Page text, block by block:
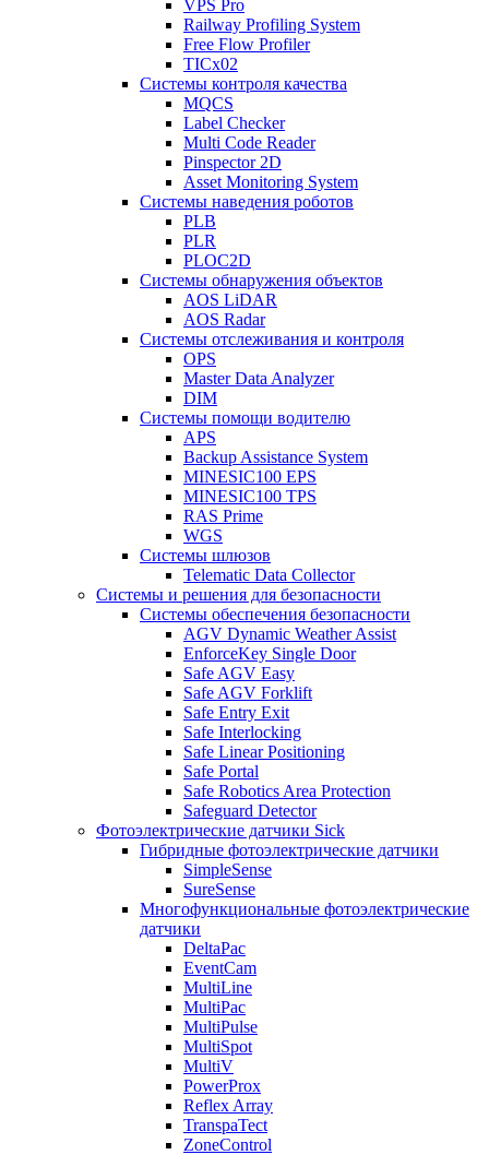
VPS Pro
Railway Profiling System
Free Flow Profiler
TICx02
Системы контроля качества
MQCS
Label Checker
Multi Code Reader
Pinspector 2D
Asset Monitoring System
Системы наведения роботов
PLB
PLR
PLOC2D
Системы обнаружения объектов
AOS LiDAR
AOS Radar
Системы отслеживания и контроля
OPS
Master Data Analyzer
DIM
Системы помощи водителю
APS
Backup Assistance System
MINESIC100 EPS
MINESIC100 TPS
RAS Prime
WGS
Системы шлюзов
Telematic Data Collector
Системы и решения для безопасности
Системы обеспечения безопасности
AGV Dynamic Weather Assist
EnforceKey Single Door
Safe AGV Easy
Safe AGV Forklift
Safe Entry Exit
Safe Interlocking
Safe Linear Positioning
Safe Portal
Safe Robotics Area Protection
Safeguard Detector
Фотоэлектрические датчики Sick
Гибридные фотоэлектрические датчики
SimpleSense
SureSense
Многофункциональные фотоэлектрические
датчики
DeltaPac
EventCam
MultiLine
MultiPac
MultiPulse
MultiSpot
MultiV
PowerProx
Reflex Array
TranspaTect
ZoneControl